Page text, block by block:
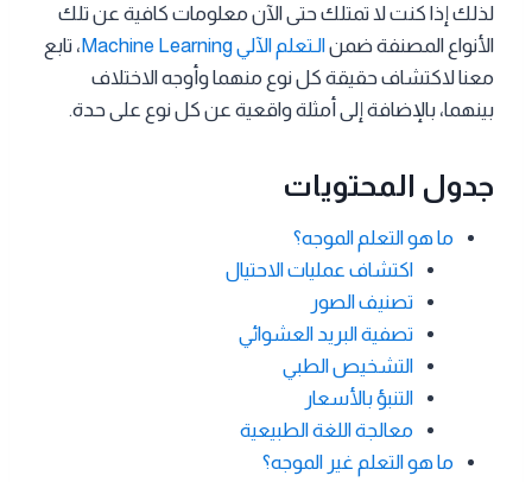
لذلك إذا كنت لا تمتلك حتى الآن معلومات كافية عن تلك
الأنواع المصنفة ضمنالـتعلم الآلي Machine Learning
، تابع
معنا لاكتشاف حقيقة كل نوع منهما وأوجه الاختلاف
بينهما، بالإضافة إلى أمثلة واقعية عن كل نوع على حدة.
جدول المحتويات
ما هو التعلم الموجه؟
اكتشاف عمليات الاحتيال
تصنيف الصور
تصفية البريد العشوائي
التشخيص الطبي
التنبؤ بالأسعار
معالجة اللغة الطبيعية
ما هو التعلم غير الموجه؟